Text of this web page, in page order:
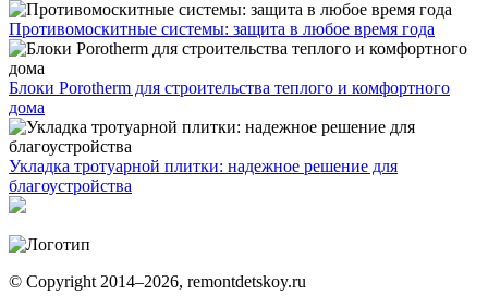
Противомоскитные системы: защита в любое время года
Блоки Porotherm для строительства теплого и комфортного
дома
Укладка тротуарной плитки: надежное решение для
благоустройства
© Copyright 2014–2026, remontdetskoy.ru